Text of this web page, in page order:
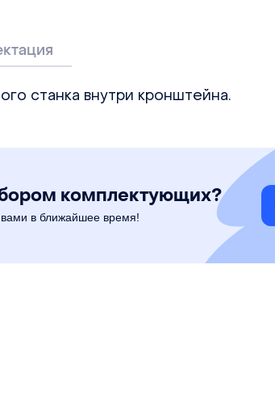
станка внутри кронштейна.
комплектующих?
в ближайшее время!